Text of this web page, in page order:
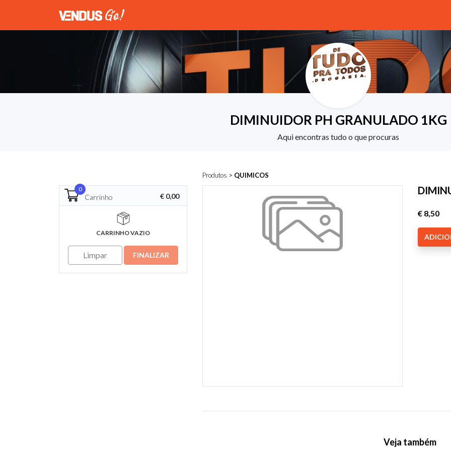
DIMINUIDOR PH GRANULADO 1KG
Aqui encontras tudo o que procuras
Produtos > QUIMICOS
0
Carrinho € 0,00
CARRINHO VAZIO
Limpar FINALIZAR
€ 8,50
Veja também